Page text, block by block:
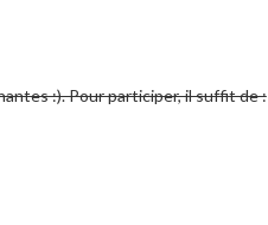
:). Pour participer, il suffit de :